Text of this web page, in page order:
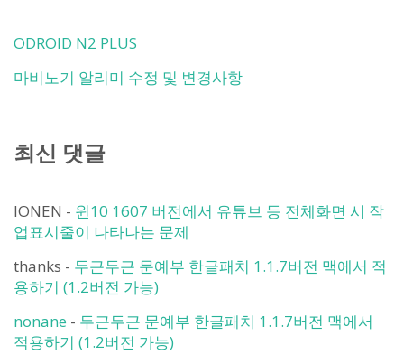
ODROID N2 PLUS
마비노기 알리미 수정 및 변경사항
최신 댓글
IONEN - 윈10 1607 버전에서 유튜브 등 전체화면 시 작
업표시줄이 나타나는 문제
thanks - 두근두근 문예부 한글패치 1.1.7버전 맥에서 적
용하기 (1.2버전 가능)
nonane - 두근두근 문예부 한글패치 1.1.7버전 맥에서
적용하기 (1.2버전 가능)